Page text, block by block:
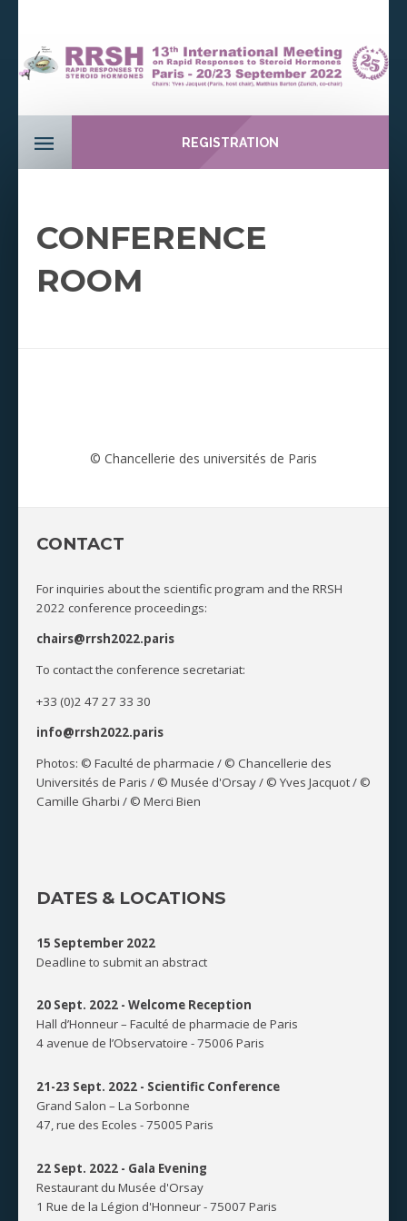
REGISTRATION
CONFERENCE
ROOM
© Chancellerie des universités de Paris
CONTACT
For inquiries about the scientific program and the RRSH
2022 conference proceedings:
chairs@rrsh2022.paris
To contact the conference secretariat:
+33 (0)2 47 27 33 30
info@rrsh2022.paris
Photos: © Faculté de pharmacie / © Chancellerie des
Universités de Paris / © Musée d'Orsay / © Yves Jacquot / ©
Camille Gharbi / © Merci Bien
DATES & LOCATIONS
15 September 2022
Deadline to submit an abstract
20 Sept. 2022 - Welcome Reception
Hall d’Honneur – Faculté de pharmacie de Paris
4 avenue de l’Observatoire - 75006 Paris
21-23 Sept. 2022 - Scientific Conference
Grand Salon – La Sorbonne
47, rue des Ecoles - 75005 Paris
22 Sept. 2022 - Gala Evening
Restaurant du Musée d'Orsay
1 Rue de la Légion d'Honneur - 75007 Paris